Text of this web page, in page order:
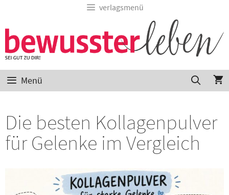
verlagsmenü
Menü
Die besten Kollagenpulver
für Gelenke im Vergleich